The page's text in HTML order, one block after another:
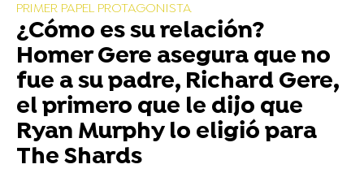
PRIMER PAPEL PROTAGONISTA
¿Cómo es su relación?
Homer Gere asegura que no
fue a su padre, Richard Gere,
el primero que le dijo que
Ryan Murphy lo eligió para
The Shards